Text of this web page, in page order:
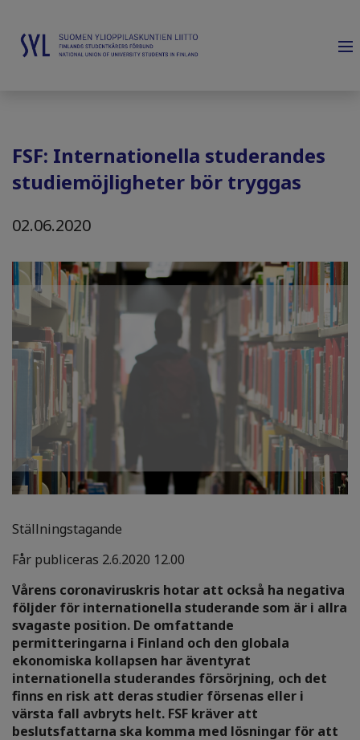
FSF: Internationella studerandes
studiemöjligheter bör tryggas
02.06.2020
Ställningstagande
Får publiceras 2.6.2020 12.00
Vårens coronaviruskris hotar att också ha negativa
följder för internationella studerande som är i allra
svagaste position. De omfattande
permitteringarna i Finland och den globala
ekonomiska kollapsen har äventyrat
internationella studerandes försörjning, och det
finns en risk att deras studier försenas eller i
värsta fall avbryts helt. FSF kräver att
beslutsfattarna ska komma med lösningar för att